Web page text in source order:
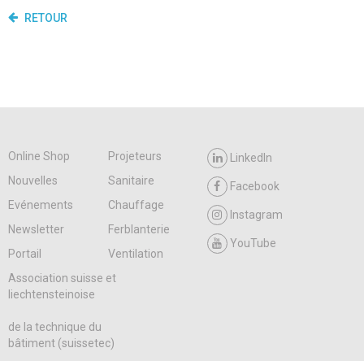
RETOUR
Online Shop
Projeteurs
Nouvelles
Sanitaire
Evénements
Chauffage
Newsletter
Ferblanterie
Portail
Ventilation
LinkedIn
Facebook
Instagram
YouTube
Association suisse et
liechtensteinoise
de la technique du
bâtiment (suissetec)